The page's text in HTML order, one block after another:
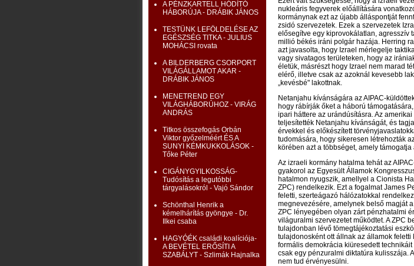
A PÉNZKARTELL HÓDÍTÓ
HÁBORÚJA - DRÁBIK JÁNOS
TESTÜNK LEFÖLDELÉSE AZ
EGÉSZSÉG TITKA - JULIUS
MOHÁCSI rovata
A BILDERBERG CSORPORT
VILÁGÁLLAMOT AKAR -
DRÁBIK JÁNOS
MENETREND EGY
VILÁGHÁBORÚHOZ - VIRÁG
ANDRÁS
Titkos összefogás Orbán
Viktor győzelméért ÉS A
SUNYI KÉMKUKKOLÁSOK -
Tőke Péter
CIGÁNYGYILKOSSÁG-
Tudósítás a legutóbbi
tárgyalásokról - Vajó Sándor
Schönthal Henrik a
kémelhárítás gyöngye - Dr.
Ilkei csaba
HAGYÓÉK családi koalíciója-
A BEVÉTEL ERŐSÍTI A
SZABÁLYT - Szlimák Hajnalka
nukleáris fegyverek előállítására
kormánynak ezt az újabb álláspontját
zsidó szervezetek. Ezek a szervezetek
elősegítve egy kiprovokálatlan, agresszív
millió békés iráni polgár hazája. Herring
azt javasolta, hogy Izrael mérlegelje
vagy sivatagos területeken, hogy az
életük, másrészt hogy Izrael nem marad
elérő, illetve csak az azoknál kevesebb
„kevésbé" lakottnak.
Netanjahu kívánságára az AIPAC-
hogy rábírják őket a háború
ipari háttere az urándúsításra. Az
teljesítették Netanjahu kívánságát, és
érvekkel és előkészített
tudomására, hogy sikeresen létrehozták
körében azt a többséget, amely támogatja
Az izraeli kormány hatalma tehát az
gyakorol az Egyesült Államok
hatalmon nyugszik, amellyel a Cionista
ZPC) rendelkezik. Ezt a fogalmat James
feletti, szerteágazó hálózatokkal
megnevezésére, amelynek belső magját
ZPC lényegében olyan zárt pénzhatalmi
világuralmi szervezetet működtet. A ZPC
tulajdonban lévő tömegtájékoztatási
tulajdonosként ott állnak az államok
formális demokrácia kiüresedett
csak egy pénzuralmi diktatúra kulisszája.
nem tud érvényesülni.